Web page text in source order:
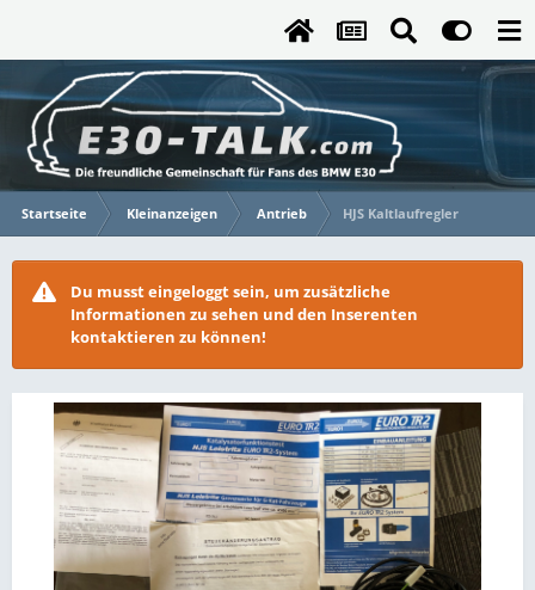
Startseite Kleinanzeigen Antrieb HJS Kaltlaufregler
Du musst eingeloggt sein, um zusätzliche
Informationen zu sehen und den Inserenten
kontaktieren zu können!